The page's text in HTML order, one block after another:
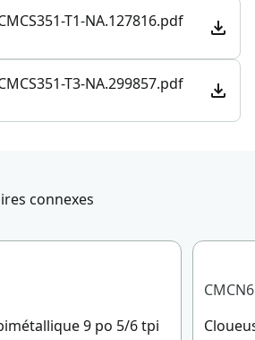
T1-NA.127816.pdf
T3-NA.299857.pdf
connexes
9 po 5/6 tpi